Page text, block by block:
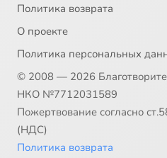
Политика возврата
О проекте
Политика персональных
© 2008 — 2026
НКО №7712031589
Пожертвование согласно
(НДС)
Политика возврата